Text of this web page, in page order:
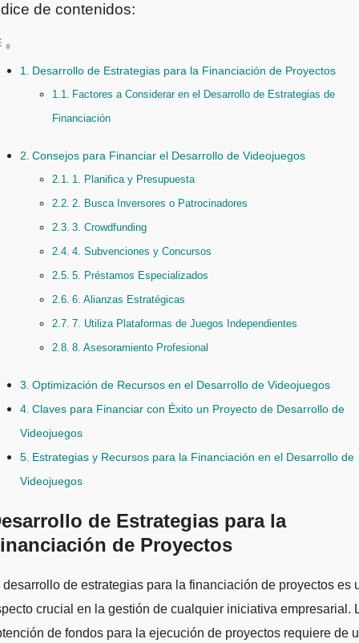
de contenidos:
Desarrollo de Estrategias para la Financiación de Proyectos
Factores a Considerar en el Desarrollo de Estrategias de
Financiación
Consejos para Financiar el Desarrollo de Videojuegos
1. Planifica y Presupuesta
2. Busca Inversores o Patrocinadores
3. Crowdfunding
4. Subvenciones y Concursos
5. Préstamos Especializados
6. Alianzas Estratégicas
7. Utiliza Plataformas de Juegos Independientes
8. Asesoramiento Profesional
Optimización de Recursos en el Desarrollo de Videojuegos
Claves para Financiar con Éxito un Proyecto de Desarrollo de
Videojuegos
Estrategias y Recursos para la Financiación en el Desarrollo de
Videojuegos
de Estrategias para la
de Proyectos
crucial en la gestión de cualquier iniciativa empresarial.
de fondos para la ejecución de proyectos requiere de